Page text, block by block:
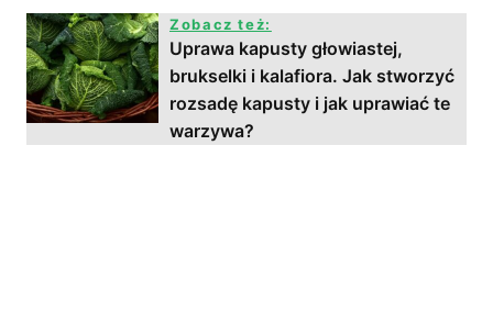
Zobacz też:
Uprawa kapusty głowiastej,
brukselki i kalafiora. Jak stworzyć
rozsadę kapusty i jak uprawiać te
warzywa?